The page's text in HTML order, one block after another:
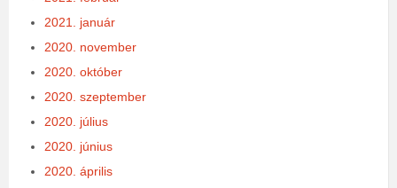
2021. január
2020. november
2020. október
2020. szeptember
2020. július
2020. június
2020. április